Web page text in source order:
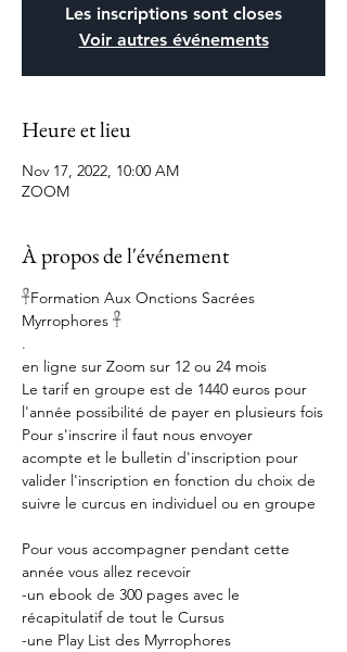
Les inscriptions sont closes
Voir autres événements
Heure et lieu
Nov 17, 2022, 10:00 AM
ZOOM
À propos de l'événement
𓋹Formation Aux Onctions Sacrées
.
en ligne sur Zoom sur 12 ou 24 mois
Le tarif en groupe est de 1440 euros pour
l'année possibilité de payer en plusieurs fois
Pour s'inscrire il faut nous envoyer
acompte et le bulletin d'inscription pour
valider l'inscription en fonction du choix de
suivre le curcus en individuel ou en groupe
Pour vous accompagner pendant cette
année vous allez recevoir
-un ebook de 300 pages avec le
récapitulatif de tout le Cursus
-une Play List des Myrrophores